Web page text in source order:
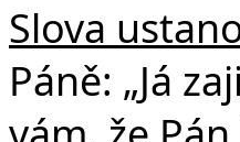
Slova
Páně: „Já